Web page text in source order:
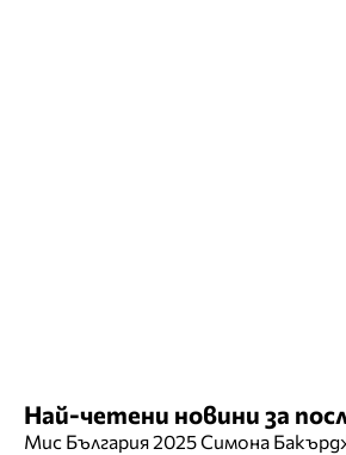
Най-четени новини за
Мис България 2025 Симона